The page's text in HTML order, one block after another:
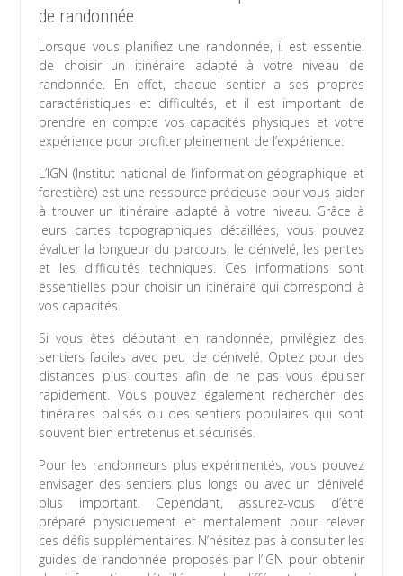
de randonnée
Lorsque vous planifiez une randonnée, il est essentiel
de choisir un itinéraire adapté à votre niveau de
randonnée. En effet, chaque sentier a ses propres
caractéristiques et difficultés, et il est important de
prendre en compte vos capacités physiques et votre
expérience pour profiter pleinement de l’expérience.
L’IGN (Institut national de l’information géographique et
forestière) est une ressource précieuse pour vous aider
à trouver un itinéraire adapté à votre niveau. Grâce à
leurs cartes topographiques détaillées, vous pouvez
évaluer la longueur du parcours, le dénivelé, les pentes
et les difficultés techniques. Ces informations sont
essentielles pour choisir un itinéraire qui correspond à
vos capacités.
Si vous êtes débutant en randonnée, privilégiez des
sentiers faciles avec peu de dénivelé. Optez pour des
distances plus courtes afin de ne pas vous épuiser
rapidement. Vous pouvez également rechercher des
itinéraires balisés ou des sentiers populaires qui sont
souvent bien entretenus et sécurisés.
Pour les randonneurs plus expérimentés, vous pouvez
envisager des sentiers plus longs ou avec un dénivelé
plus important. Cependant, assurez-vous d’être
préparé physiquement et mentalement pour relever
ces défis supplémentaires. N’hésitez pas à consulter les
guides de randonnée proposés par l’IGN pour obtenir